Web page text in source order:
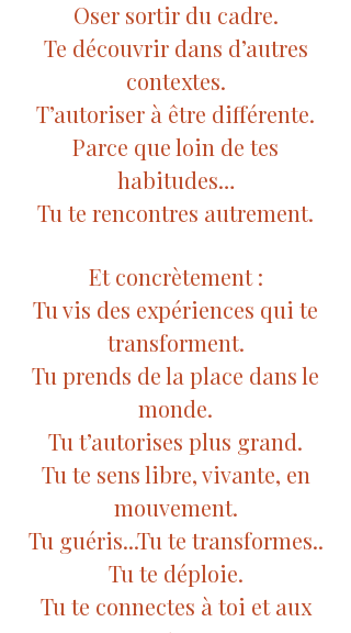
Oser sortir du cadre.
Te découvrir dans d’autres
contextes.
T’autoriser à être différente.
Parce que loin de tes
habitudes…
Tu te rencontres autrement.
Et concrètement :
Tu vis des expériences qui te
transforment.
Tu prends de la place dans le
monde.
Tu t’autorises plus grand.
Tu te sens libre, vivante, en
mouvement.
Tu guéris...Tu te transformes..
Tu te déploie.
Tu te connectes à toi et aux